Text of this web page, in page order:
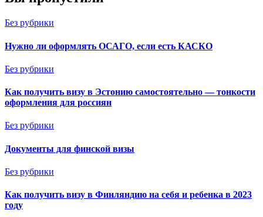
Без рубрики
Нужно ли оформлять ОСАГО, если есть КАСКО
Без рубрики
Как получить визу в Эстонию самостоятельно — тонкости
оформления для россиян
Без рубрики
Документы для финской визы
Без рубрики
Как получить визу в Финляндию на себя и ребенка в 2023
году